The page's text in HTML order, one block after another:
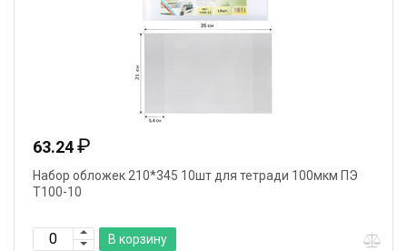
63.24₽
Набор обложек 210*345 10шт для тетради 100мкм ПЭ
Т100-10
В корзину